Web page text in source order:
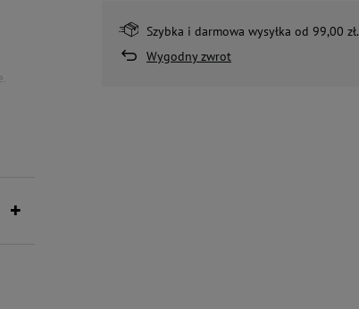
Szybka i darmowa wysyłka od 99,00 zł.
Wygodny zwrot